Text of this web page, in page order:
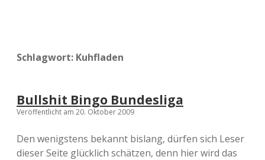
Schlagwort: Kuhfladen
Bullshit Bingo Bundesliga
Veröffentlicht am 20. Oktober 2009
Den wenigstens bekannt bislang, dürfen sich Leser
dieser Seite glücklich schätzen, denn hier wird das